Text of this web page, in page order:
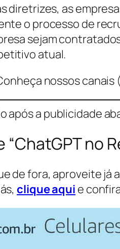
diretrizes, as
o processo de
sejam
atual.
nossos canais
após a publicidade
“ChatGPT no
de fora, aproveite já
clique aqui e